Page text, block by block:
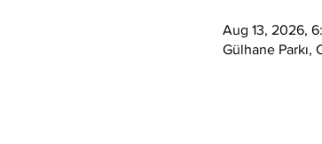
Aug 13, 2026,
Gülhane Parkı,